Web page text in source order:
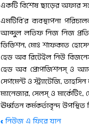
একটি বিশেষ ছাড়ের অফার সহ
এমটিবি’র ব্যবস্থাপনা
আব্দুল লতিফ নিজ নিজ
ডিভিশন, মোঃ শাফকাত
হেড অব রিটেইল নিউ
হেড অব প্রোপজিশনস্ ও
সেগমেন্ট ও স্ট্র্যাটেজি,
ম্যানেজার, সেলস্ ও
ঊর্ধ্বতন কর্মকর্তাবৃন্দ উপস্থিত
« নিউজ এ ফিরে যান